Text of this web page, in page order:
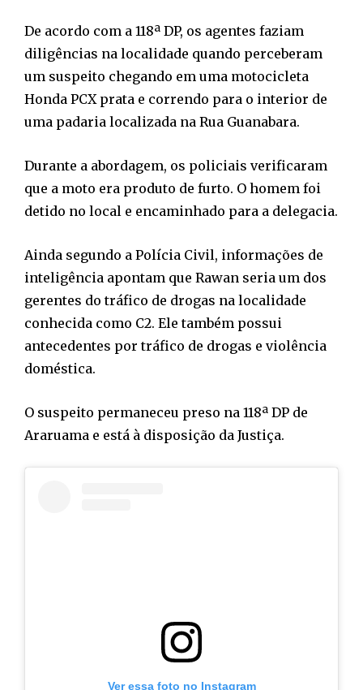
De acordo com a 118ª DP, os agentes faziam
diligências na localidade quando perceberam
um suspeito chegando em uma motocicleta
Honda PCX prata e correndo para o interior de
uma padaria localizada na Rua Guanabara.
Durante a abordagem, os policiais verificaram
que a moto era produto de furto. O homem foi
detido no local e encaminhado para a delegacia.
Ainda segundo a Polícia Civil, informações de
inteligência apontam que Rawan seria um dos
gerentes do tráfico de drogas na localidade
conhecida como C2. Ele também possui
antecedentes por tráfico de drogas e violência
doméstica.
O suspeito permaneceu preso na 118ª DP de
Araruama e está à disposição da Justiça.
Ver essa foto no Instagram